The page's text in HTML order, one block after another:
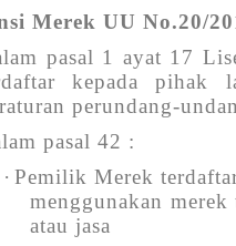
Merek UU No.20/
pasal 1 ayat 17
kepada pihak
perundang-
pasal 42 :
· Pemilik Merek
menggunakan
atau jasa